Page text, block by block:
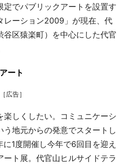
でパブリックアートを設置す
レーション2009」が現在、代
区猿楽町）を中心にした代官
ート
［広告］
しくしたい。コミュニケーシ
う地元からの発意でスタートし
1度開催し今年で6回目を迎え
ート展。代官山ヒルサイドテラ